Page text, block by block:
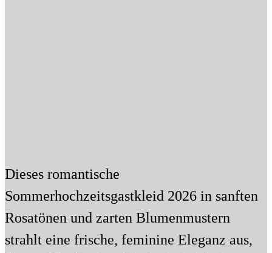
Dieses romantische
Sommerhochzeitsgastkleid 2026 in sanften
Rosatönen und zarten Blumenmustern
strahlt eine frische, feminine Eleganz aus,